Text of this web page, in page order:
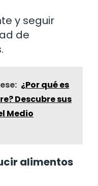
y seguir
de
¿Por qué es
Descubre sus
Medio
alimentos